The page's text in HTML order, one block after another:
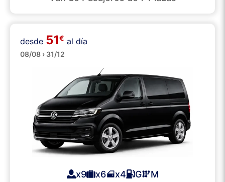
Minibuses
desde 51€ al día
08/08 › 31/12
x9 x6 x4 G M